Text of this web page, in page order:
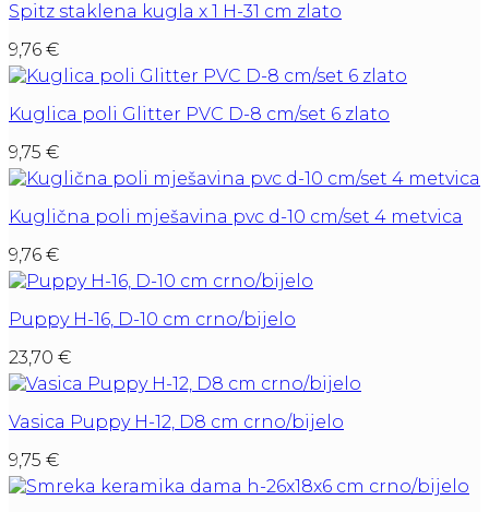
Spitz staklena kugla x 1 H-31 cm zlato
9,76 €
Kuglica poli Glitter PVC D-8 cm/set 6 zlato
9,75 €
Kuglična poli mješavina pvc d-10 cm/set 4 metvica
9,76 €
Puppy H-16, D-10 cm crno/bijelo
23,70 €
Vasica Puppy H-12, D8 cm crno/bijelo
9,75 €